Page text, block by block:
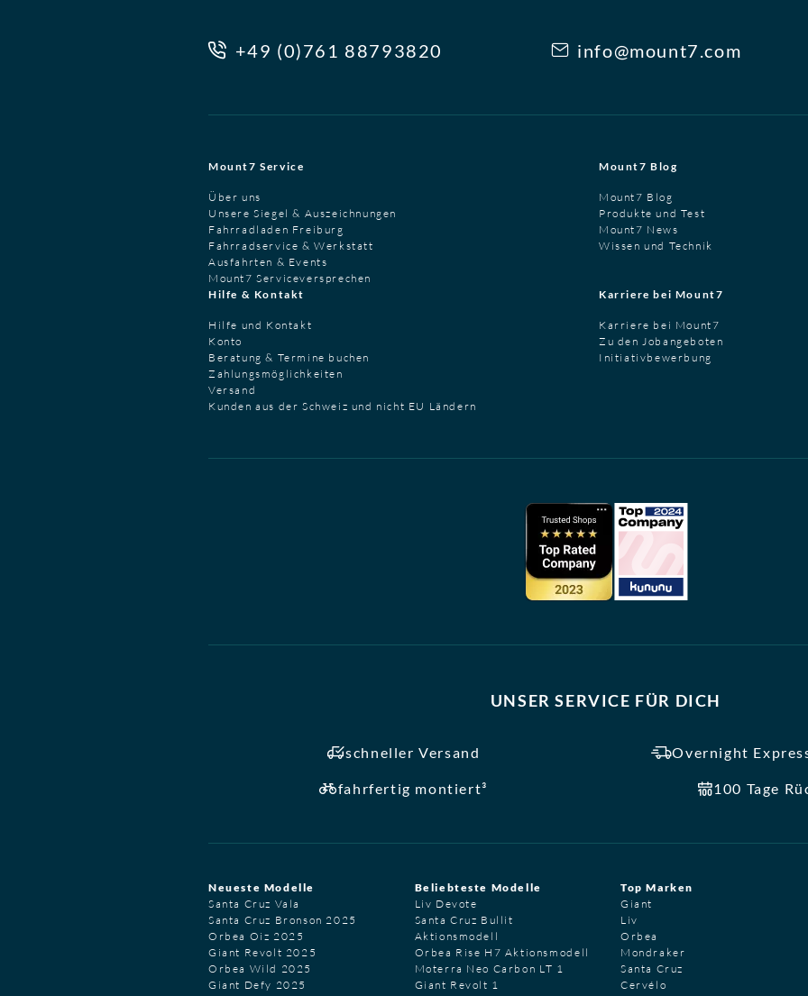
+49 (0)761 88793820 info@mount7.com
Mount7 Service
Über uns
Unsere Siegel & Auszeichnungen
Fahrradladen Freiburg
Fahrradservice & Werkstatt
Ausfahrten & Events
Mount7 Serviceversprechen
Mount7 Blog
Mount7 Blog
Produkte und Test
Mount7 News
Wissen und Technik
Hilfe & Kontakt
Hilfe und Kontakt
Konto
Beratung & Termine buchen
Zahlungsmöglichkeiten
Versand
Kunden aus der Schweiz und nicht EU Ländern
Karriere bei Mount7
Karriere bei Mount7
Zu den Jobangeboten
Initiativbewerbung
UNSER SERVICE FÜR DICH
schneller Versand Overnight
fahrfertig montiert³ 100 Tage
Neueste Modelle
Santa Cruz Vala
Santa Cruz Bronson 2025
Orbea Oiz 2025
Giant Revolt 2025
Orbea Wild 2025
Giant Defy 2025
Beliebteste Modelle
Liv Devote
Santa Cruz Bullit
Aktionsmodell
Orbea Rise H7 Aktionsmodell
Moterra Neo Carbon LT 1
Giant Revolt 1
Top Marken
Giant
Liv
Orbea
Mondraker
Santa Cruz
Cervélo